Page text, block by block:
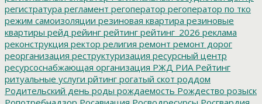
регистратура регламент регоператор регоператор по тко
режим самоизоляции резиновая квартира резиновые
квартиры рейд рейинг рейтинг рейтинг_2026 реклама
реконструкция ректор религия ремонт ремонт дорог
реорганизация реструктуризация ресурсный центр
ресурсоснабжающая организация РЖД РИА Рейтинг
ритуальные услуги рйтинг рогатый скот роддом
Родительский день роды рождаемость Рождество розыск